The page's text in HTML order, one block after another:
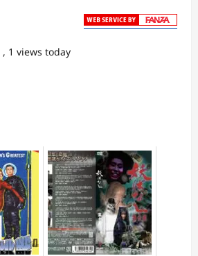
, 1 views today